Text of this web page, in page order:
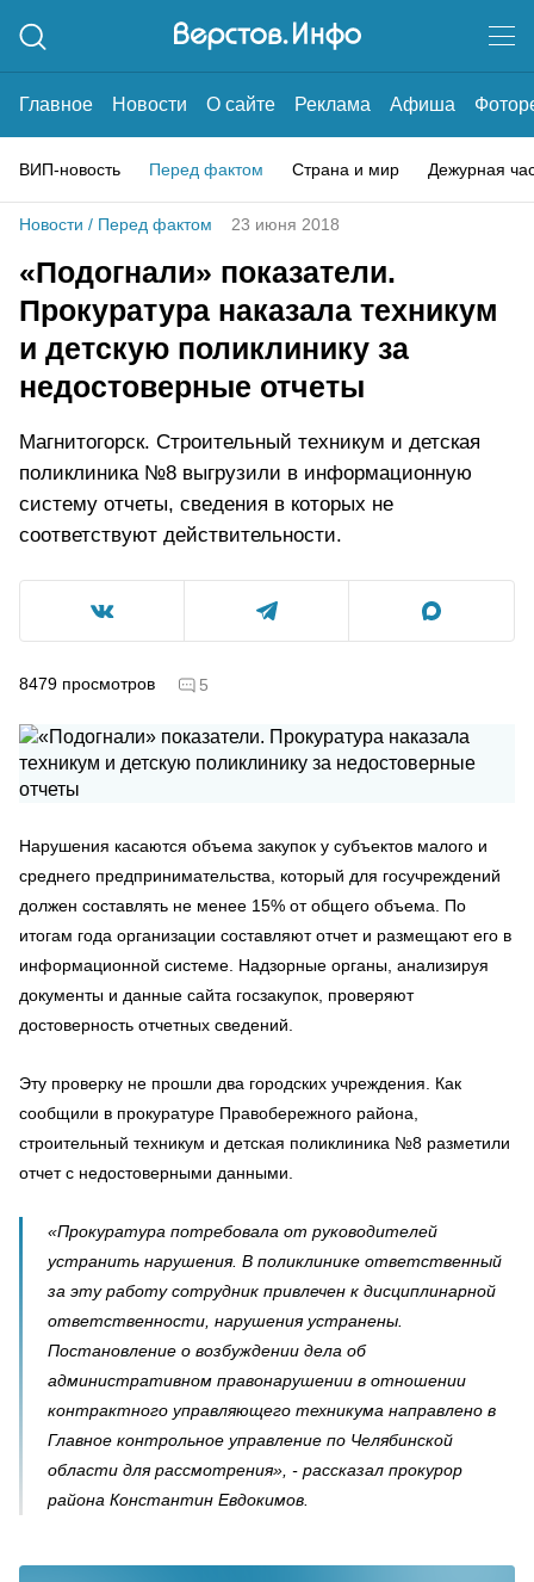
Главное Новости О сайте Реклама Афиша
ВИП-новость Перед фактом Страна и мир Дежурная
Новости / Перед фактом 23 июня 2018
«Подогнали» показатели.
Прокуратура наказала техникум
и детскую поликлинику за
недостоверные отчеты
Магнитогорск. Cтроительный техникум и детская
поликлиника №8 выгрузили в информационную
систему отчеты, сведения в которых не
соответствуют действительности.
8479 просмотров 5
Нарушения касаются объема закупок у субъектов малого и
среднего предпринимательства, который для госучреждений
должен составлять не менее 15% от общего объема. По
итогам года организации составляют отчет и размещают его в
информационной системе. Надзорные органы, анализируя
документы и данные сайта госзакупок, проверяют
достоверность отчетных сведений.
Эту проверку не прошли два городских учреждения. Как
сообщили в прокуратуре Правобережного района,
строительный техникум и детская поликлиника №8 разметили
отчет с недостоверными данными.
«Прокуратура потребовала от руководителей
устранить нарушения. В поликлинике ответственный
за эту работу сотрудник привлечен к дисциплинарной
ответственности, нарушения устранены.
Постановление о возбуждении дела об
административном правонарушении в отношении
контрактного управляющего техникума направлено в
Главное контрольное управление по Челябинской
области для рассмотрения», - рассказал прокурор
района Константин Евдокимов.